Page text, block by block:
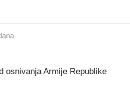
osnivanja Armije Republike